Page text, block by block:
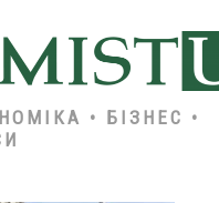
• БІЗНЕС •